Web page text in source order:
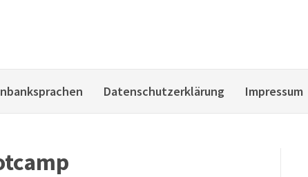
Datenschutzerklärung Impressum